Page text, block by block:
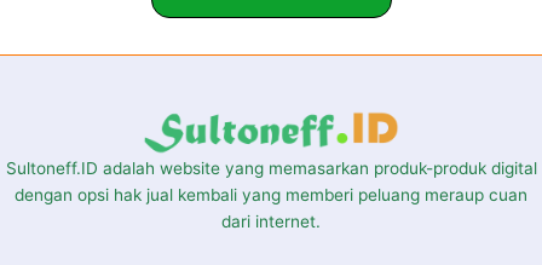
Sultoneff.ID adalah website yang memasarkan produk-produk digital
dengan opsi hak jual kembali yang memberi peluang meraup cuan
dari internet.